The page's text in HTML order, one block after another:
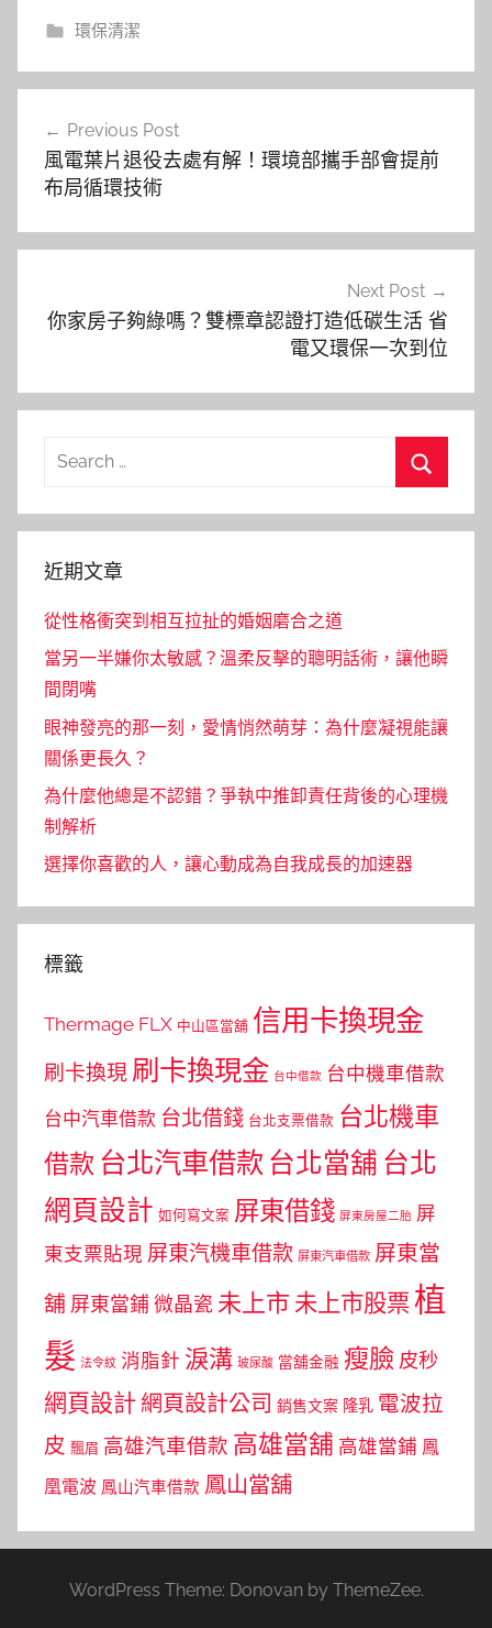
環保清潔
導
覽
Previous Post
風電葉片退役去處有解！環境部攜手部會提前
布局循環技術
Next Post
你家房子夠綠嗎？雙標章認證打造低碳生活 省
電又環保一次到位
Search
近期文章
從性格衝突到相互拉扯的婚姻磨合之道
當另一半嫌你太敏感？溫柔反擊的聰明話術，讓他瞬
間閉嘴
眼神發亮的那一刻，愛情悄然萌芽：為什麼凝視能讓
關係更長久？
為什麼他總是不認錯？爭執中推卸責任背後的心理機
制解析
選擇你喜歡的人，讓心動成為自我成長的加速器
標籤
Thermage FLX 中山區當舖 信用卡換現金
刷卡換現 刷卡換現金 台中借款 台中機車借款
台中汽車借款 台北借錢 台北支票借款 台北機車
借款 台北汽車借款 台北當舖 台北
網頁設計 如何寫文案 屏東借錢 屏東房屋二胎 屏
東支票貼現 屏東汽機車借款 屏東汽車借款 屏東當
舖 屏東當鋪 微晶瓷 未上市 未上市股票植
髮 法令紋 消脂針 淚溝 玻尿酸 當舖金融 瘦臉 皮秒
網頁設計 網頁設計公司 銷售文案 隆乳 電波拉
皮 飄眉 高雄汽車借款 高雄當舖 高雄當鋪 鳳
凰電波 鳳山汽車借款 鳳山當舖
WordPress Theme: Donovan by ThemeZee.